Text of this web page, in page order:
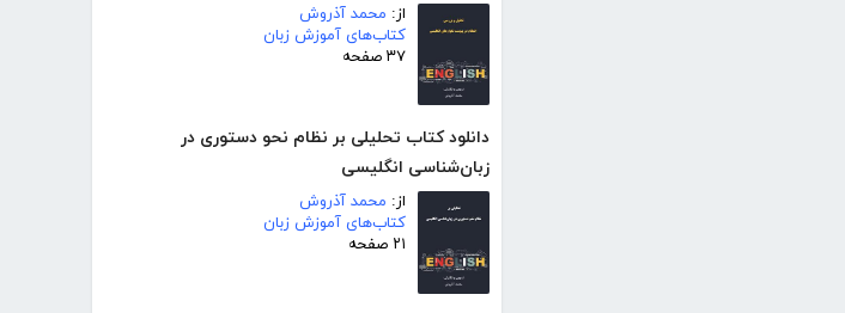
از: محمد آذروش
کتاب‌های آموزش زبان
۳۷ صفحه
دانلود کتاب تحلیلی بر نظام نحو دستوری در
زبان‌شناسی انگلیسی
از: محمد آذروش
کتاب‌های آموزش زبان
۲۱ صفحه